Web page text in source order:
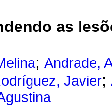
as
; Andrade,
Javier;